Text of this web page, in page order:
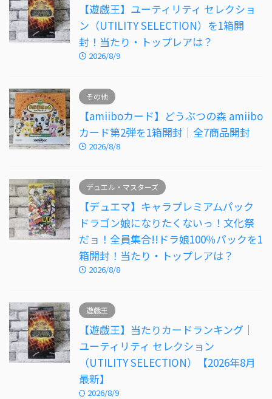
【遊戯王】ユーティリティ セレクショ
ン（UTILITY SELECTION）を1箱開
封！当たり・トップレアは？
2026/8/9
その他
【amiiboカード】どうぶつの森 amiibo
カード第2弾を1箱開封｜全7商品開封
2026/8/8
デュエル・マスターズ
【デュエマ】キャラプレミアムパック
ドラゴン娘になりたくないっ！文化祭
だョ！全員集合!!ドラ娘100％パックを1
箱開封！当たり・トップレアは？
2026/8/8
遊戯王
【遊戯王】当たりカードランキング｜
ユーティリティ セレクション
（UTILITY SELECTION）【2026年8月
最新】
2026/8/9